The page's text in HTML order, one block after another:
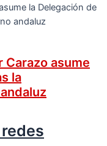
Carazo asume
la